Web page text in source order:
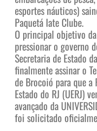
esportes náuticos)
Paquetá Iate Clube.
O principal objetivo
pressionar o governo
Secretaria de Estado
finalmente assinar o
de Brocoió para que
Estado do RJ (UERJ)
avançado da
foi solicitado